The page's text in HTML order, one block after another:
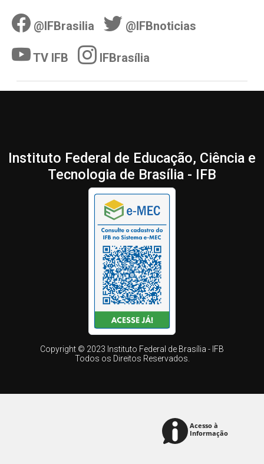
@IFBrasilia @IFBnoticias
TV IFB IFBrasília
Instituto Federal de Educação, Ciência e
Tecnologia de Brasília - IFB
Copyright © 2023 Instituto Federal de Brasília - IFB
Todos os Direitos Reservados.